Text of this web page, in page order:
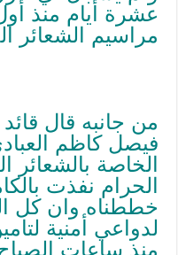
عشرة أيام منذ
مراسيم الشعائر
من جانبه قال
فيصل كاظم
الخاصة
الحرام نفذت
خططناه وان كل
لدواعي أمنية
منذ ساعات